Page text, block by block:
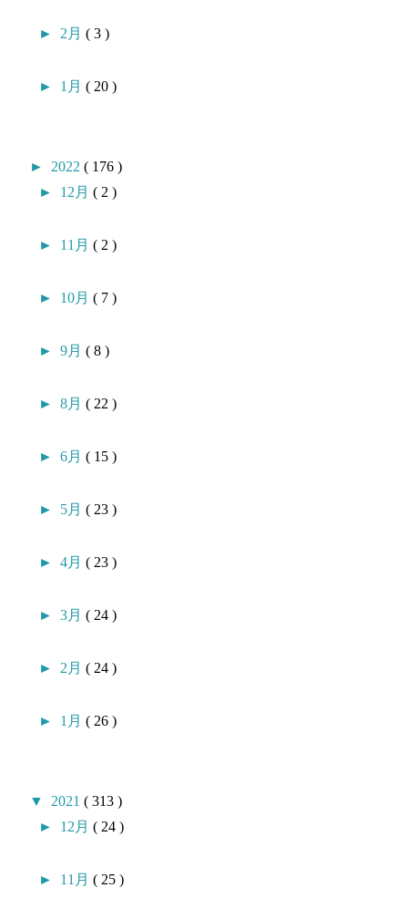
► 2月( 3 )
► 1月( 20 )
► 2022( 176 )
► 12月( 2 )
► 11月( 2 )
► 10月( 7 )
►9月( 8 )
►8月( 22 )
►6月( 15 )
► 5月( 23 )
►4月( 23 )
►3月( 24 )
► 2月( 24 )
► 1月( 26 )
▼ 2021( 313 )
► 12月( 24 )
► 11月( 25 )